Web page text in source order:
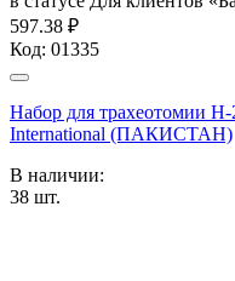
597.38 ₽
Код: 01335
Набор для трахеотомии
International (ПАКИСТАН)
В наличии:
38 шт.